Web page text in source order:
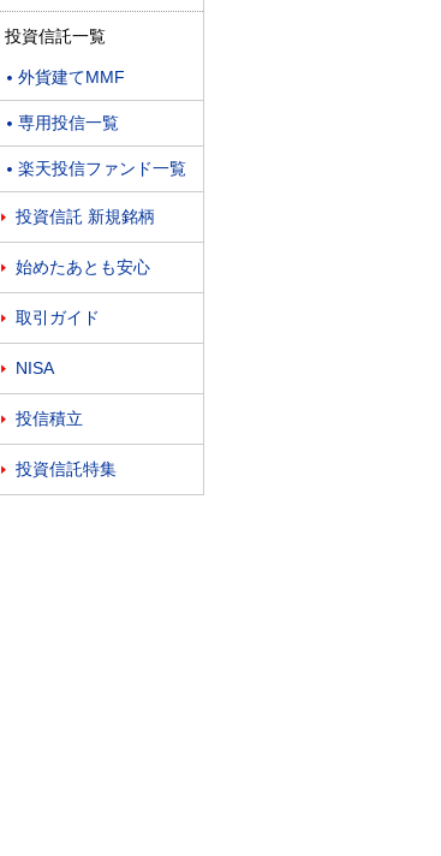
投資信託一覧
 外貨建てMMF
 専用投信一覧
 楽天投信ファンド一覧
 投資信託 新規銘柄
 始めたあとも安心
 取引ガイド
 NISA
 投信積立
 投資信託特集